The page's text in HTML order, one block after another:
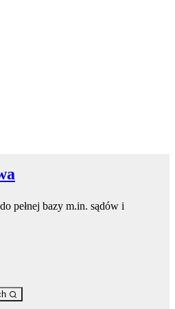
pełnej bazy m.in. sądów i